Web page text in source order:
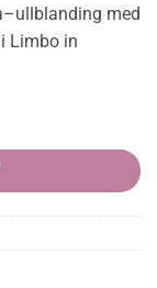
med
Limbo in